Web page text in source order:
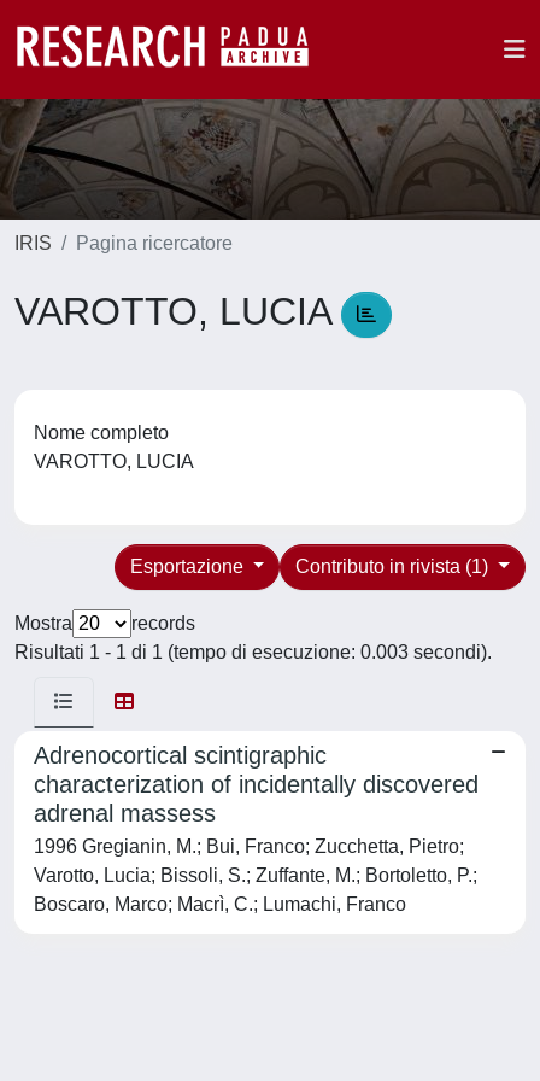
IRIS Pagina ricercatore
VAROTTO, LUCIA
Nome completo
VAROTTO, LUCIA
Contributo in rivista (1)
Esportazione
Mostra
records
Risultati 1 - 1 di 1 (tempo di esecuzione: 0.003 secondi).
Adrenocortical scintigraphic
characterization of incidentally discovered
adrenal massess
1996 Gregianin, M.; Bui, Franco; Zucchetta, Pietro;
Varotto, Lucia; Bissoli, S.; Zuffante, M.; Bortoletto, P.;
Boscaro, Marco; Macrì, C.; Lumachi, Franco